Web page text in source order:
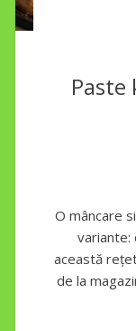
Paste
O mâncare
variante:
această
de la